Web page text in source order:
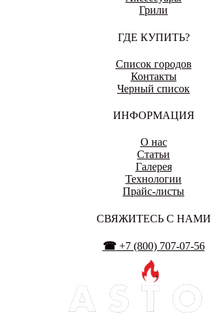
ЕНАКИЕВО
ИВАНОВО
ИЖЕВСК
ИРКУТСК
Грили
ГДЕ КУПИТЬ?
Список городов
Контакты
Черный список
ИНФОРМАЦИЯ
О нас
Статьи
Галерея
Технологии
Прайс-листы
СВЯЖИТЕСЬ С НАМИ
☎+7 (800) 707-07-56